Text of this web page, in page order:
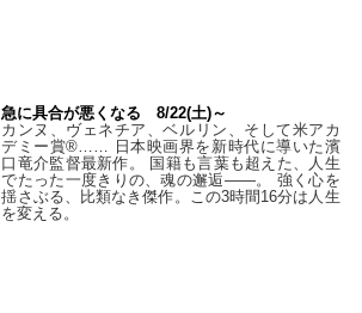
急に具合が悪くなる 8/22(土)～
カンヌ、ヴェネチア、ベルリン、そして米アカ
デミー賞®…… 日本映画界を新時代に導いた濱
口竜介監督最新作。 国籍も言葉も超えた、人生
でたった一度きりの、魂の邂逅――。 強く心を
揺さぶる、比類なき傑作。この3時間16分は人生
を変える。